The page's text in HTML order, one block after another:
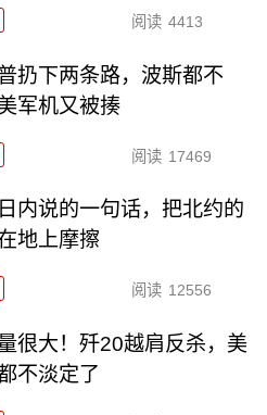
阅读 4413
扔下两条路，波斯都不
军机又被揍
阅读 17469
内说的一句话，把北约的
地上摩擦
阅读 12556
很大！歼20越肩反杀，美
不淡定了